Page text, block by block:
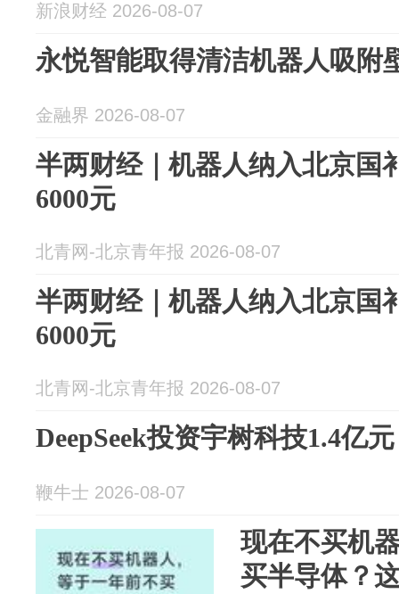
新浪财经 2026-08-07
永悦智能取得清洁机器人吸附
金融界 2026-08-07
半两财经｜机器人纳入北京国
6000元
北青网-北京青年报 2026-08-07
半两财经｜机器人纳入北京国
6000元
北青网-北京青年报 2026-08-07
DeepSeek投资宇树科技1.4亿元
鞭牛士 2026-08-07
现在不买机
买半导体？